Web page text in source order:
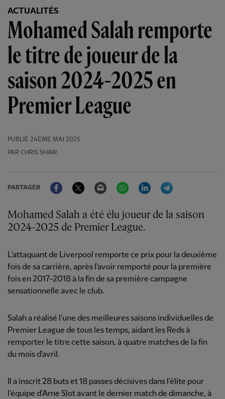
ACTUALITÉS
Mohamed Salah remporte
le titre de joueur de la
saison 2024-2025 en
Premier League
PUBLIÉ 24ÈME MAI 2025
PAR CHRIS SHAW
PARTAGER
FacebookTwitter Email WhatsAppLinkedIn
Mohamed Salah a été élu joueur de la saison
2024-2025 de Premier League.
L'attaquant de Liverpool remporte ce prix pour la deuxième
fois de sa carrière, après l'avoir remporté pour la première
fois en 2017-2018 à la fin de sa première campagne
sensationnelle avec le club.
Salah a réalisé l'une des meilleures saisons individuelles de
Premier League de tous les temps, aidant les Reds à
remporter le titre cette saison, à quatre matches de la fin
du mois d'avril.
Il a inscrit 28 buts et 18 passes décisives dans l'élite pour
l'équipe d'Arne Slot avant le dernier match de dimanche, à